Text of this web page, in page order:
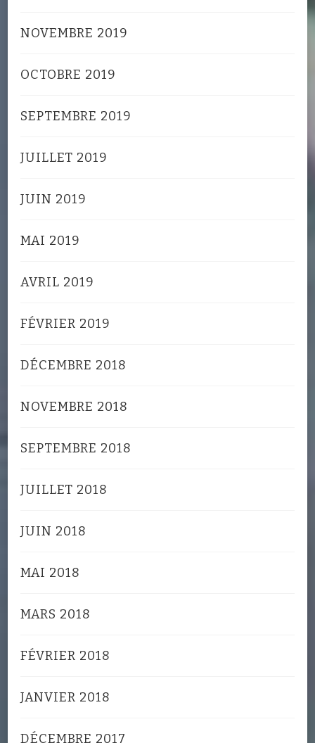
NOVEMBRE 2019
OCTOBRE 2019
SEPTEMBRE 2019
JUILLET 2019
JUIN 2019
MAI 2019
AVRIL 2019
FÉVRIER 2019
DÉCEMBRE 2018
NOVEMBRE 2018
SEPTEMBRE 2018
JUILLET 2018
JUIN 2018
MAI 2018
MARS 2018
FÉVRIER 2018
JANVIER 2018
DÉCEMBRE 2017